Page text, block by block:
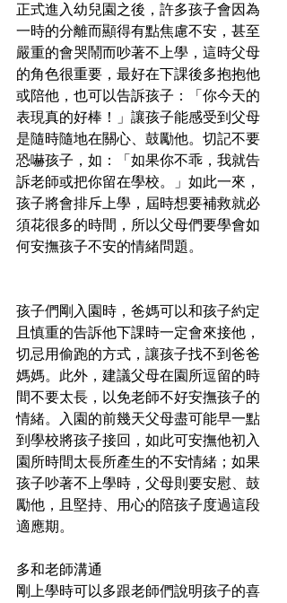
正式進入幼兒園之後，許多孩子會因為
一時的分離而顯得有點焦慮不安，甚至
嚴重的會哭鬧而吵著不上學，這時父母
的角色很重要，最好在下課後多抱抱他
或陪他，也可以告訴孩子：「你今天的
表現真的好棒！」讓孩子能感受到父母
是隨時隨地在關心、鼓勵他。切記不要
恐嚇孩子，如：「如果你不乖，我就告
訴老師或把你留在學校。」如此一來，
孩子將會排斥上學，屆時想要補救就必
須花很多的時間，所以父母們要學會如
何安撫孩子不安的情緒問題。
孩子們剛入園時，爸媽可以和孩子約定
且慎重的告訴他下課時一定會來接他，
切忌用偷跑的方式，讓孩子找不到爸爸
媽媽。此外，建議父母在園所逗留的時
間不要太長，以免老師不好安撫孩子的
情緒。入園的前幾天父母盡可能早一點
到學校將孩子接回，如此可安撫他初入
園所時間太長所產生的不安情緒；如果
孩子吵著不上學時，父母則要安慰、鼓
勵他，且堅持、用心的陪孩子度過這段
適應期。
多和老師溝通
剛上學時可以多跟老師們說明孩子的喜